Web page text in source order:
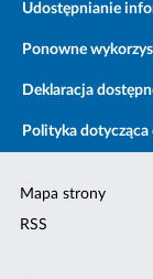
Udostępnianie
Ponowne
Deklaracja
Polityka
Mapa strony
RSS